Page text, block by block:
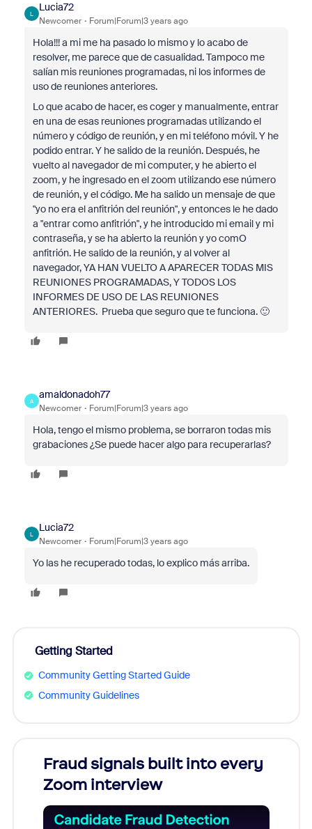
L
Lucia72
Newcomer Forum|Forum|3 years ago
Hola!!! a mi me ha pasado lo mismo y lo acabo de
resolver, me parece que de casualidad. Tampoco me
salían mis reuniones programadas, ni los informes de
uso de reuniones anteriores.
Lo que acabo de hacer, es coger y manualmente, entrar
en una de esas reuniones programadas utilizando el
número y código de reunión, y en mi teléfono móvil. Y he
podido entrar. Y he salido de la reunión. Después, he
vuelto al navegador de mi computer, y he abierto el
zoom, y he ingresado en el zoom utilizando ese número
de reunión, y el código. Me ha salido un mensaje de que
"yo no era el anfitrión del reunión", y entonces le he dado
a "entrar como anfitrión", y he introducido mi email y mi
contraseña, y se ha abierto la reunión y yo comO
anfitrión. He salido de la reunión, y al volver al
navegador, YA HAN VUELTO A APARECER TODAS MIS
REUNIONES PROGRAMADAS, Y TODOS LOS
INFORMES DE USO DE LAS REUNIONES
ANTERIORES. Prueba que seguro que te funciona. 🙂
A
amaldonadoh77
Newcomer Forum|Forum|3 years ago
Hola, tengo el mismo problema, se borraron todas mis
grabaciones ¿Se puede hacer algo para recuperarlas?
L
Lucia72
Newcomer Forum|Forum|3 years ago
Yo las he recuperado todas, lo explico más arriba.
Getting Started
Community Getting Started Guide
Community Guidelines
Fraud signals built into every
Zoom interview